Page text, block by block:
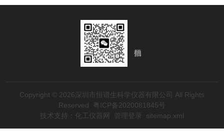
Copyright © 2026深圳市恒谱生科学仪器有限公司 All Rights
Reserved
粤ICP备2020081845号
技术支持： 化工仪器网 管理登录 sitemap.xml